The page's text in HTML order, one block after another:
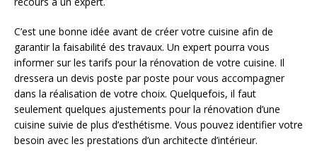
C’est une bonne idée avant de créer votre cuisine afin de
garantir la faisabilité des travaux. Un expert pourra vous
informer sur les tarifs pour la rénovation de votre cuisine. Il
dressera un devis poste par poste pour vous accompagner
dans la réalisation de votre choix. Quelquefois, il faut
seulement quelques ajustements pour la rénovation d’une
cuisine suivie de plus d’esthétisme. Vous pouvez identifier votre
besoin avec les prestations d’un architecte d’intérieur.